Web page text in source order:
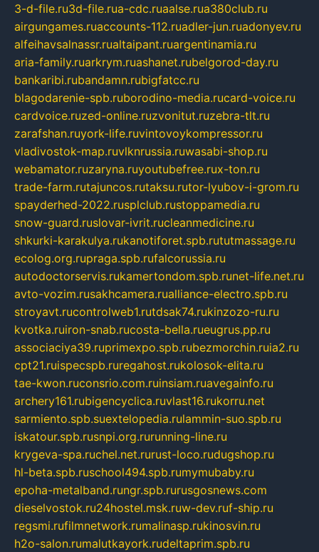
3-d-file.ru3d-file.rua-cdc.ruaalse.rua380club.ru
airgungames.ruaccounts-112.ruadler-jun.ruadonyev.ru
alfeihavsalnassr.rualtaipant.ruargentinamia.ru
aria-family.ruarkrym.ruashanet.rubelgorod-day.ru
bankaribi.rubandamn.rubigfatcc.ru
blagodarenie-spb.ruborodino-media.rucard-voice.ru
cardvoice.ruzed-online.ruzvonitut.ruzebra-tlt.ru
zarafshan.ruyork-life.ruvintovoykompressor.ru
vladivostok-map.ruvlknrussia.ruwasabi-shop.ru
webamator.ruzaryna.ruyoutubefree.rux-ton.ru
trade-farm.rutajuncos.rutaksu.rutor-lyubov-i-grom.ru
spayderhed-2022.rusplclub.rustoppamedia.ru
snow-guard.ruslovar-ivrit.rucleanmedicine.ru
shkurki-karakulya.rukanotiforet.spb.rututmassage.ru
ecolog.org.rupraga.spb.rufalcorussia.ru
autodoctorservis.rukamertondom.spb.runet-life.net.ru
avto-vozim.rusakhcamera.rualliance-electro.spb.ru
stroyavt.rucontrolweb1.rutdsak74.rukinzozo-ru.ru
kvotka.ruiron-snab.rucosta-bella.rueugrus.pp.ru
associaciya39.ruprimexpo.spb.rubezmorchin.ruia2.ru
cpt21.ruispecspb.ruregahost.rukolosok-elita.ru
tae-kwon.ruconsrio.com.ruinsiam.ruavegainfo.ru
archery161.rubigencyclica.ruvlast16.rukorru.net
sarmiento.spb.suextelopedia.rulammin-suo.spb.ru
iskatour.spb.rusnpi.org.rurunning-line.ru
krygeva-spa.ruchel.net.rurust-loco.rudugshop.ru
hl-beta.spb.ruschool494.spb.rumymubaby.ru
epoha-metalband.rungr.spb.rurusgosnews.com
dieselvostok.ru24hostel.msk.ruw-dev.ruf-ship.ru
regsmi.rufilmnetwork.rumalinasp.rukinosvin.ru
h2o-salon.rumalutkayork.rudeltaprim.spb.ru